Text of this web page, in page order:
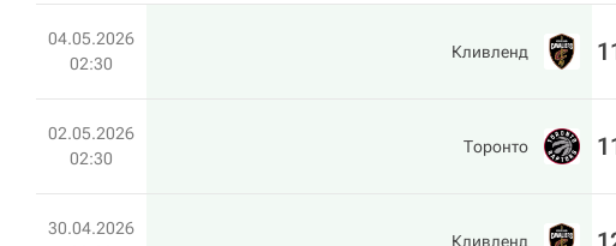
04.05.2026
02:30
Кливленд
02.05.2026
02:30
Торонто
30.04.2026
Кливленд